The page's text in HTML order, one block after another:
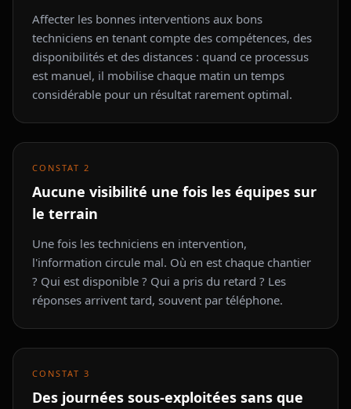
Affecter les bonnes interventions aux bons
techniciens en tenant compte des compétences, des
disponibilités et des distances : quand ce processus
est manuel, il mobilise chaque matin un temps
considérable pour un résultat rarement optimal.
CONSTAT 2
Aucune visibilité une fois les équipes sur
le terrain
Une fois les techniciens en intervention,
l'information circule mal. Où en est chaque chantier
? Qui est disponible ? Qui a pris du retard ? Les
réponses arrivent tard, souvent par téléphone.
CONSTAT 3
Des journées sous-exploitées sans que